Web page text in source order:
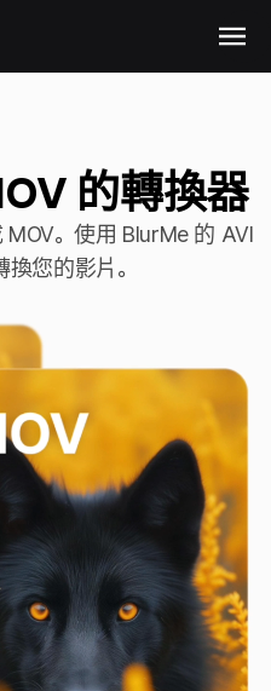
的轉換器
。使用 BlurMe 的 AVI
您的影片。